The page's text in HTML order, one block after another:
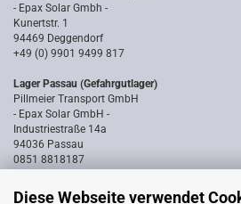
Diese Webseite verwendet
- Epax Solar Gmbh -
Kunertstr. 1
94469 Deggendorf
+49 (0) 9901 9499 817
Lager Passau (Gefahrgutlager)
Pillmeier Transport GmbH
- Epax Solar GmbH -
Industriestraße 14a
94036 Passau
0851 8818187